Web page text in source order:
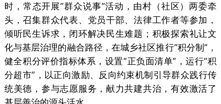
时，常态开展“群众说事”活动，由村（社区）两委牵
头，召集群众代表、党员干部、法律工作者等参加，
倾听民生诉求，闭环解决民生难题；积极探索礼让文
化与基层治理的融合路径，在城乡社区推行“积分制”，
健全积分评价指标体系，设置“正负面清单”，运行“积
分超市”，以正向激励、反向约束机制引导群众践行传
统美德，参与志愿服务，献力共建共治，有效激活了